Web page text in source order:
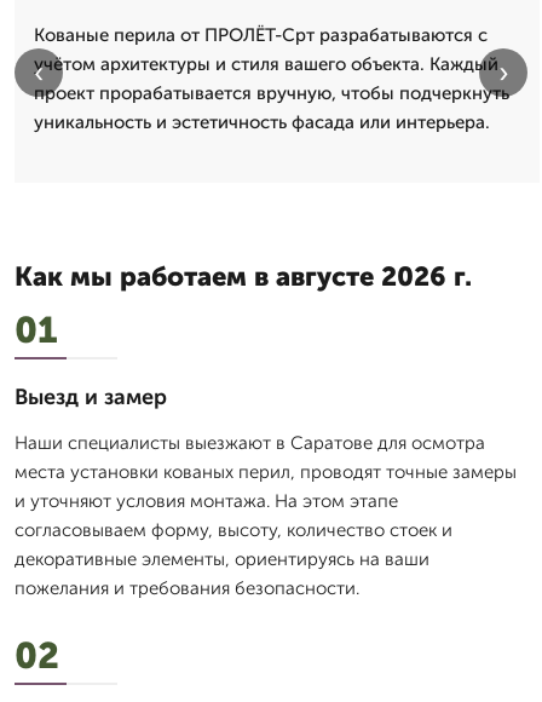
Кованые перила от ПРОЛЁТ-Срт разрабатываются с
учётом архитектуры и стиля вашего объекта. Каждый
проект прорабатывается вручную, чтобы подчеркнуть
уникальность и эстетичность фасада или интерьера.
‹ ›
Как мы работаем в августе 2026 г.
01
Выезд и замер
Наши специалисты выезжают в Саратове для осмотра
места установки кованых перил, проводят точные замеры
и уточняют условия монтажа. На этом этапе
согласовываем форму, высоту, количество стоек и
декоративные элементы, ориентируясь на ваши
пожелания и требования безопасности.
02